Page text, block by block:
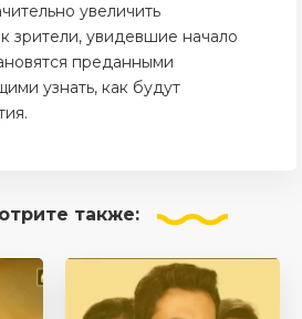
увеличить
зрители, увидевшие начало
преданными
узнать, как будут
также: